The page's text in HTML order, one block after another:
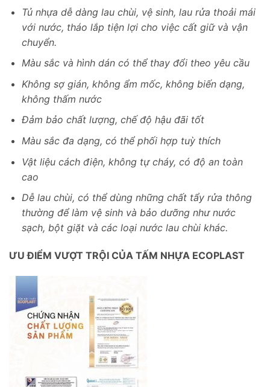
Tủ nhựa dễ dàng lau chùi, vệ sinh, lau rửa thoải mái
với nước, tháo lắp tiện lợi cho việc cất giữ và vận
chuyển.
Màu sắc và hình dán có thể thay đổi theo yêu cầu
Không sợ gián, không ẩm mốc, không biến dạng,
không thấm nước
Đảm bảo chất lượng, chế độ hậu đãi tốt
Màu sắc đa dạng, có thể phối hợp tuỳ thích
Vật liệu cách điện, không tự cháy, có độ an toàn
cao
Dễ lau chùi, có thể dùng những chất tẩy rửa thông
thường để làm vệ sinh và bảo dưỡng như nước
sạch, bột giặt và các loại nước lau chùi khác.
ƯU ĐIỂM VƯỢT TRỘI CỦA TẤM NHỰA ECOPLAST